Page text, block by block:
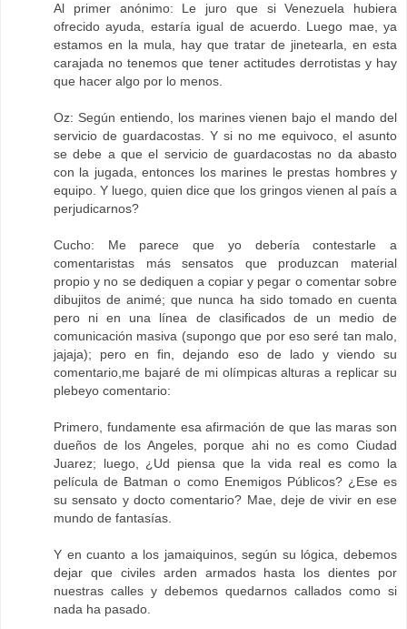
Al primer anónimo: Le juro que si Venezuela hubiera
ofrecido ayuda, estaría igual de acuerdo. Luego mae, ya
estamos en la mula, hay que tratar de jinetearla, en esta
carajada no tenemos que tener actitudes derrotistas y hay
que hacer algo por lo menos.
Oz: Según entiendo, los marines vienen bajo el mando del
servicio de guardacostas. Y si no me equivoco, el asunto
se debe a que el servicio de guardacostas no da abasto
con la jugada, entonces los marines le prestas hombres y
equipo. Y luego, quien dice que los gringos vienen al país a
perjudicarnos?
Cucho: Me parece que yo debería contestarle a
comentaristas más sensatos que produzcan material
propio y no se dediquen a copiar y pegar o comentar sobre
dibujitos de animé; que nunca ha sido tomado en cuenta
pero ni en una línea de clasificados de un medio de
comunicación masiva (supongo que por eso seré tan malo,
jajaja); pero en fin, dejando eso de lado y viendo su
comentario,me bajaré de mi olímpicas alturas a replicar su
plebeyo comentario:
Primero, fundamente esa afirmación de que las maras son
dueños de los Angeles, porque ahi no es como Ciudad
Juarez; luego, ¿Ud piensa que la vida real es como la
película de Batman o como Enemigos Públicos? ¿Ese es
su sensato y docto comentario? Mae, deje de vivir en ese
mundo de fantasías.
Y en cuanto a los jamaiquinos, según su lógica, debemos
dejar que civiles arden armados hasta los dientes por
nuestras calles y debemos quedarnos callados como si
nada ha pasado.